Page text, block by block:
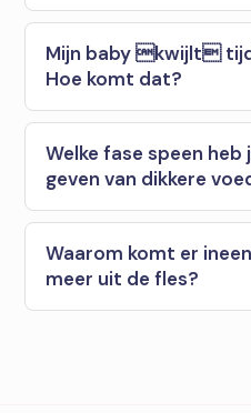
Mijn baby kwijlt
Hoe komt dat?
Welke fase speen heb
geven van dikkere
Waarom komt er
meer uit de fles?